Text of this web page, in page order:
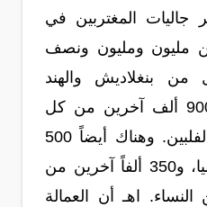
جاليات المغتربين في
مليون ومليون ونصف
بنغلاديش والهند
وباكستان، فضلاً عن 900 ألف آخرين من كل
من مصر والسودان والفلبين. وهناك أيضاً 500
ألف عامل من إندونيسيا، و350 ألفاً آخرين من
اهـ أن العمالة